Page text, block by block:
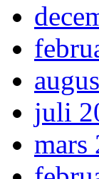
juli
mars